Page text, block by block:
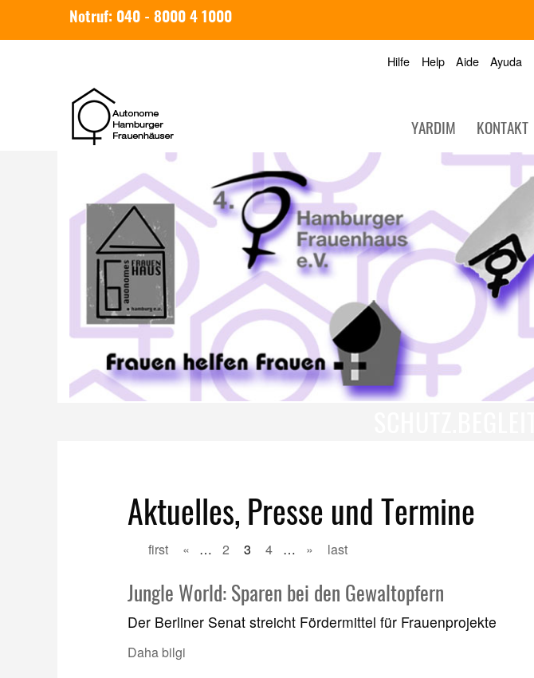
Notruf: 040 - 8000 4 1000
Hilfe Help Aide Ayuda
KONTAKT
YARDIM
Aktuelles, Presse und Termine
first « … 2 3 4 … » last
Jungle World: Sparen bei den Gewaltopfern
Der Berliner Senat streicht Fördermittel für Frauenprojekte
Daha bilgi